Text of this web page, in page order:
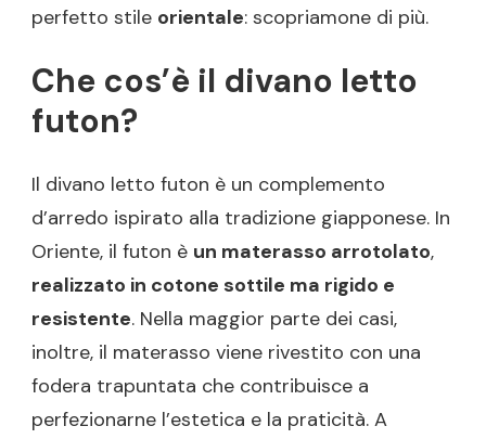
perfetto stile orientale: scopriamone di più.
Che cos’è il divano letto
futon?
Il divano letto futon è un complemento
d’arredo ispirato alla tradizione giapponese. In
Oriente, il futon è un materasso arrotolato,
realizzato in cotone sottile ma rigido e
resistente. Nella maggior parte dei casi,
inoltre, il materasso viene rivestito con una
fodera trapuntata che contribuisce a
perfezionarne l’estetica e la praticità. A